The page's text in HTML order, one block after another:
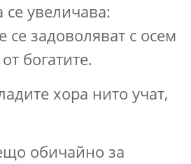
увеличава:
се задоволяват с осем
богатите.
хора нито учат,
обичайно за